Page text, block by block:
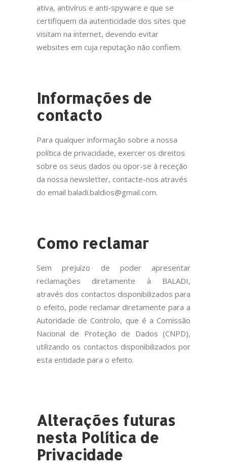
ativa, antivírus e anti-spyware e que se
certifiquem da autenticidade dos sites que
visitam na internet, devendo evitar
websites em cuja reputação não confiem.
Informações de
contacto
Para qualquer informação sobre a nossa
política de privacidade, exercer os direitos
sobre os seus dados ou opor-se à receção
da nossa newsletter, contacte-nos através
do email baladi.baldios@gmail.com.
Como reclamar
Sem prejuízo de poder apresentar
reclamações diretamente à BALADI,
através dos contactos disponibilizados para
o efeito, pode reclamar diretamente para a
Autoridade de Controlo, que é a Comissão
Nacional de Proteção de Dados (CNPD),
utilizando os contactos disponibilizados por
esta entidade para o efeito.
Alterações futuras
nesta Política de
Privacidade